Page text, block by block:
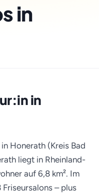
in
in
Honerath (Kreis Bad
liegt in Rheinland-
auf 6,8 km². Im
– plus